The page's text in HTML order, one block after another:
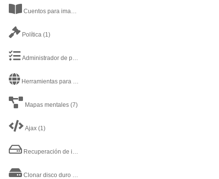
Cuentos para imaginar
Política (1)
Administrador de proyectos
Herramientas para Desarrollador web
Mapas mentales (7)
Ajax (1)
Recuperación de información disco duro
Clonar disco duro